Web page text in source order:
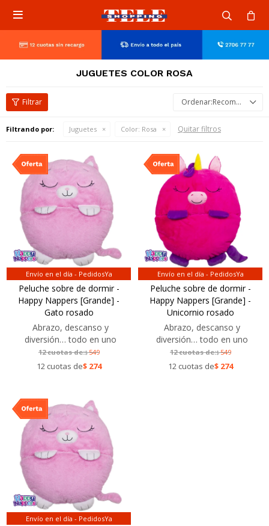

JUGUETES COLOR ROSA
Recomendados
Filtrando por: Juguetes Color: Rosa Quitar filtros
Envío en el día - PedidosYa
Peluche sobre de dormir -
Happy Nappers [Grande] -
Gato rosado
Abrazo, descanso y
diversión… todo en uno
12 cuotas de:$549
12 cuotas de$ 274
Envío en el día - PedidosYa
Peluche sobre de dormir -
Happy Nappers [Grande] -
Unicornio rosado
Abrazo, descanso y
diversión… todo en uno
12 cuotas de:$549
12 cuotas de$ 274
Envío en el día - PedidosYa